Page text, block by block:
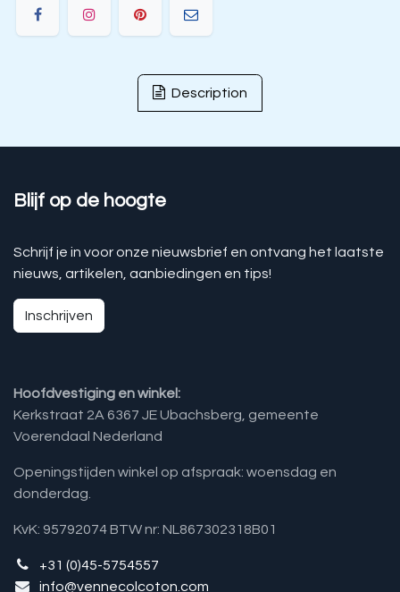
Description
Blijf op de hoogte
Schrijf je in voor onze nieuwsbrief en ontvang het laatste
nieuws, artikelen, aanbiedingen en tips!
Inschrijven
Hoofdvestiging en winkel:
Kerkstraat 2A 6367 JE Ubachsberg, gemeente
Voerendaal Nederland
Openingstijden winkel op afspraak: woensdag en
donderdag.
KvK: 95792074 BTW nr: NL867302318B01
+31 (0)45-5754557
info@vennecolcoton.com